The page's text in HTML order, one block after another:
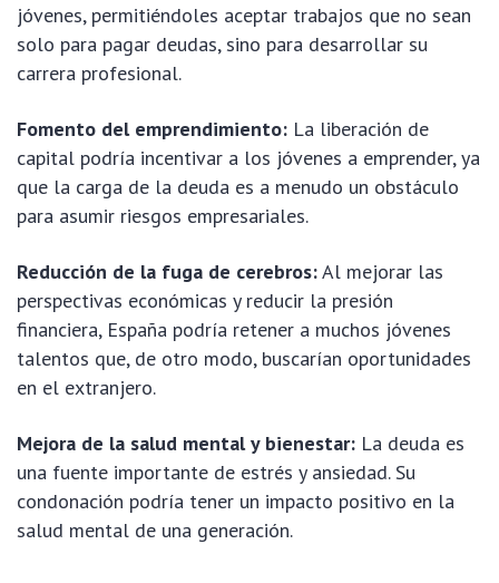
jóvenes, permitiéndoles aceptar trabajos que no sean
solo para pagar deudas, sino para desarrollar su
carrera profesional.
Fomento del emprendimiento: La liberación de
capital podría incentivar a los jóvenes a emprender, ya
que la carga de la deuda es a menudo un obstáculo
para asumir riesgos empresariales.
Reducción de la fuga de cerebros:Al mejorar las
perspectivas económicas y reducir la presión
financiera, España podría retener a muchos jóvenes
talentos que, de otro modo, buscarían oportunidades
en el extranjero.
Mejora de la salud mental y bienestar: La deuda es
una fuente importante de estrés y ansiedad. Su
condonación podría tener un impacto positivo en la
salud mental de una generación.